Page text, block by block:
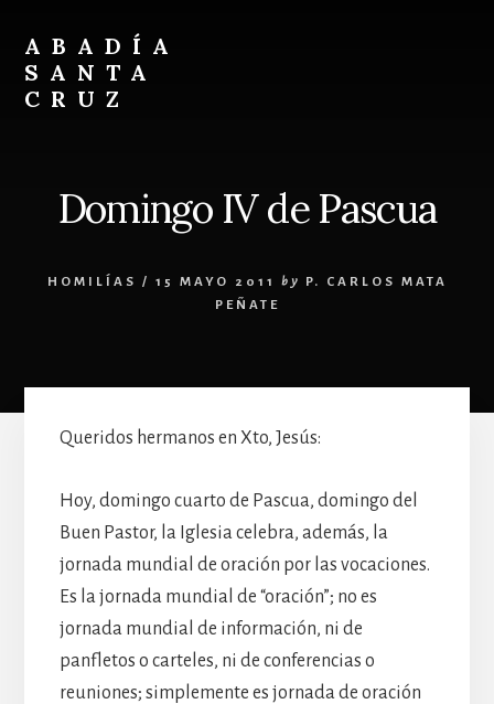
content
footer
ABADÍA
SANTA
CRUZ
Domingo IV de Pascua
HOMILÍAS / 15 MAYO 2011 by
P. CARLOS MATA
PEÑATE
Queridos hermanos en Xto, Jesús:
Hoy, domingo cuarto de Pascua, domingo del
Buen Pastor, la Iglesia celebra, además, la
jornada mundial de oración por las vocaciones.
Es la jornada mundial de “oración”; no es
jornada mundial de información, ni de
panfletos o carteles, ni de conferencias o
reuniones; simplemente es jornada de oración